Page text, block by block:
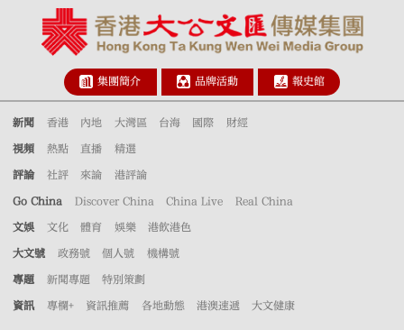
集團簡介 品牌活動 報史館
新聞 香港 內地 大灣區 台海 國際 財經
視頻 熱點 直播 精選
評論 社評 來論 港評論
Go China Discover China China Live Real China
文娛 文化 體育 娛樂 港飲港色
大文號 政務號 個人號 機構號
專題 新聞專題 特別策劃
資訊 專欄+ 資訊推薦 各地動態 港澳速遞 大文健康